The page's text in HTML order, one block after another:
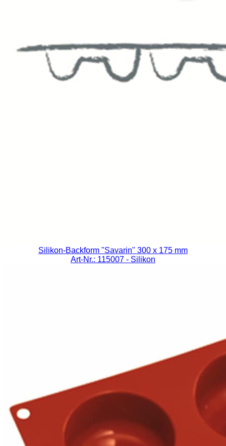
Silikon-Backform "Savarin" 300 x 175 mm
Art-Nr.: 115007 - Silikon